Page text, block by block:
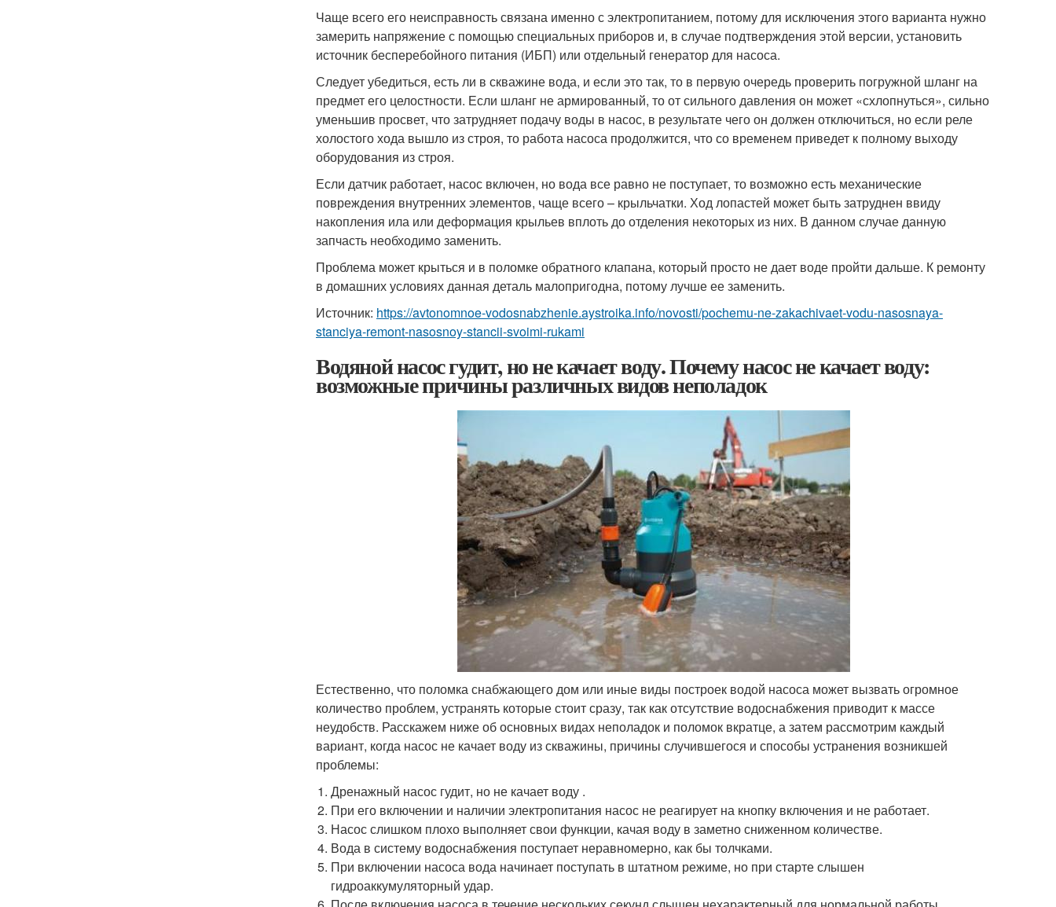
Чаще всего его неисправность связана именно с электропитанием, потому для исключения этого варианта нужно
замерить напряжение с помощью специальных приборов и, в случае подтверждения этой версии, установить
источник бесперебойного питания (ИБП) или отдельный генератор для насоса.
Следует убедиться, есть ли в скважине вода, и если это так, то в первую очередь проверить погружной шланг на
предмет его целостности. Если шланг не армированный, то от сильного давления он может «схлопнуться», сильно
уменьшив просвет, что затрудняет подачу воды в насос, в результате чего он должен отключиться, но если реле
холостого хода вышло из строя, то работа насоса продолжится, что со временем приведет к полному выходу
оборудования из строя.
Если датчик работает, насос включен, но вода все равно не поступает, то возможно есть механические
повреждения внутренних элементов, чаще всего – крыльчатки. Ход лопастей может быть затруднен ввиду
накопления ила или деформация крыльев вплоть до отделения некоторых из них. В данном случае данную
запчасть необходимо заменить.
Проблема может крыться и в поломке обратного клапана, который просто не дает воде пройти дальше. К ремонту
в домашних условиях данная деталь малопригодна, потому лучше ее заменить.
Источник: https://avtonomnoe-vodosnabzhenie.aystroika.info/novosti/pochemu-ne-zakachivaet-vodu-nasosnaya-
stanciya-remont-nasosnoy-stancii-svoimi-rukami
Водяной насос гудит, но не качает воду. Почему насос не качает воду:
возможные причины различных видов неполадок
Естественно, что поломка снабжающего дом или иные виды построек водой насоса может вызвать огромное
количество проблем, устранять которые стоит сразу, так как отсутствие водоснабжения приводит к массе
неудобств. Расскажем ниже об основных видах неполадок и поломок вкратце, а затем рассмотрим каждый
вариант, когда насос не качает воду из скважины, причины случившегося и способы устранения возникшей
проблемы:
Дренажный насос гудит, но не качает воду .
При его включении и наличии электропитания насос не реагирует на кнопку включения и не работает.
Насос слишком плохо выполняет свои функции, качая воду в заметно сниженном количестве.
Вода в систему водоснабжения поступает неравномерно, как бы толчками.
При включении насоса вода начинает поступать в штатном режиме, но при старте слышен
гидроаккумуляторный удар.